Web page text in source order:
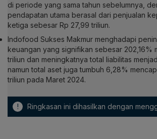
di periode yang sama tahun sebelumnya,
pendapatan utama berasal dari penjualan
ketiga sebesar Rp 27,99 triliun.
Indofood Sukses Makmur menghadapi
keuangan yang signifikan sebesar 202,16%
triliun dan meningkatnya total liabilitas
namun total aset juga tumbuh 6,28%
triliun pada Maret 2024.
! Ringkasan ini dihasilkan dengan